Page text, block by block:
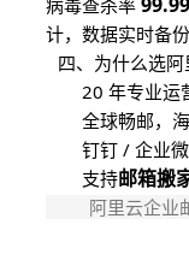
病毒查杀率
计，数据实时备份
四、为什么选阿
20 年专业运
全球畅邮，
钉钉 / 企业
支持邮箱搬
阿里云企业